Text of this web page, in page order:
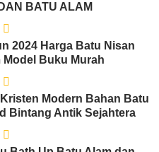
BATU ALAM
2024 Harga Batu Nisan
Model Buku Murah
Modern Bahan Batu
Bintang Antik Sejahtera